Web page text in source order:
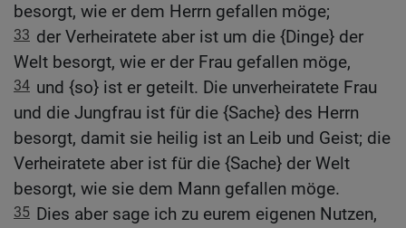
besorgt, wie er dem Herrn gefallen möge;
33 der Verheiratete aber ist um die {Dinge} der
Welt besorgt, wie er der Frau gefallen möge,
34 und {so} ist er geteilt. Die unverheiratete Frau
und die Jungfrau ist für die {Sache} des Herrn
besorgt, damit sie heilig ist an Leib und Geist; die
Verheiratete aber ist für die {Sache} der Welt
besorgt, wie sie dem Mann gefallen möge.
35 Dies aber sage ich zu eurem eigenen Nutzen,